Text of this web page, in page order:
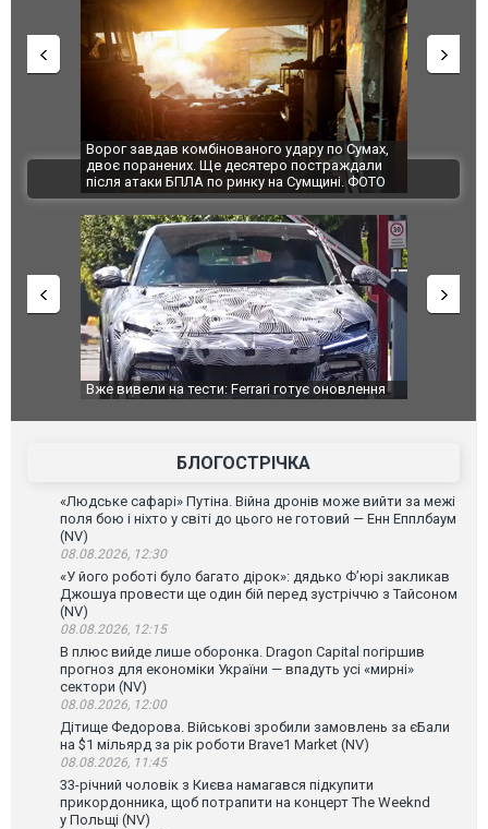
Ворог завдав комбінованого удару по Сумах,
двоє поранених. Ще десятеро постраждали
після атаки БПЛА по ринку на Сумщині. ФОТО
За 2000
склад
ВІДЕО
Вже вивели на тести: Ferrari готує оновлення
Вийшов
фільму
БЛОГОСТРІЧКА
«Людське сафарі» Путіна. Війна дронів може вийти за межі
поля бою і ніхто у світі до цього не готовий — Енн Епплбаум
(NV)
08.08.2026, 12:30
«У його роботі було багато дірок»: дядько Ф’юрі закликав
Джошуа провести ще один бій перед зустріччю з Тайсоном
(NV)
08.08.2026, 12:15
В плюс вийде лише оборонка. Dragon Capital погіршив
прогноз для економіки України — впадуть усі «мирні»
сектори (NV)
08.08.2026, 12:00
Дітище Федорова. Військові зробили замовлень за єБали
на $1 мільярд за рік роботи Brave1 Market (NV)
08.08.2026, 11:45
33-річний чоловік з Києва намагався підкупити
прикордонника, щоб потрапити на концерт The Weeknd
у Польщі (NV)